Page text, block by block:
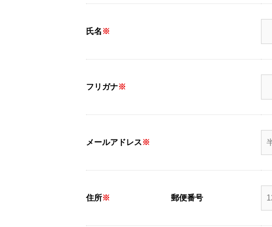
氏名 ※
フリガナ※
メールアドレス※
住所※ 郵便番号